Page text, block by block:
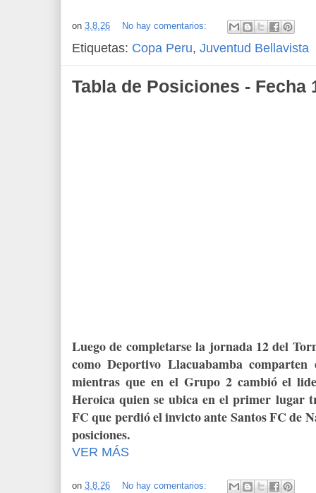
on 3.8.26 No hay comentarios:
Etiquetas: Copa Peru, Juventud Bellavista
Tabla de Posiciones - Fecha
Luego de completarse la jornada 12 del
como Deportivo Llacuabamba
mientras que en el Grupo 2 cambió el
Heroica quien se ubica en el primer lugar
FC que perdió el invicto ante Santos FC de
posiciones.
VER MÁS
on 3.8.26 No hay comentarios: